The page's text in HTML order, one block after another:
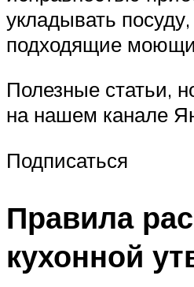
укладывать
подходящие
Полезные статьи,
на нашем канале
Подписаться
Правила
кухонной